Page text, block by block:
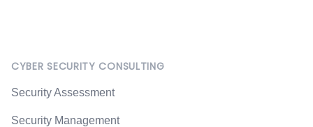
CYBER SECURITY CONSULTING
Security Assessment
Security Management